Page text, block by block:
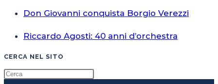
Don Giovanni conquista Borgio Verezzi
Riccardo Agosti: 40 anni d’orchestra
CERCA NEL SITO